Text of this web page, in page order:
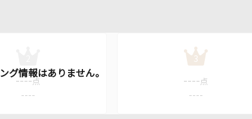
---- 点
----
3
---- 点
----